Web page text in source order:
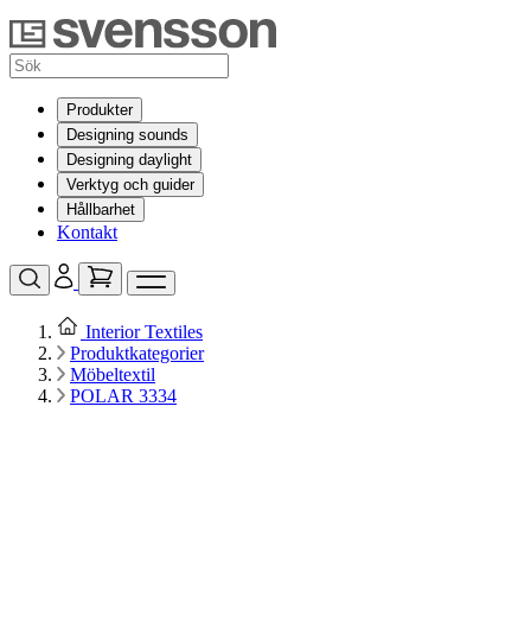
Produkter
Designing sounds
Designing daylight
Verktyg och guider
Hållbarhet
Kontakt
Interior Textiles
Produktkategorier
Möbeltextil
POLAR 3334